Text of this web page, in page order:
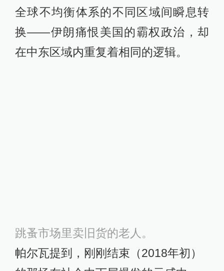
全球不均衡体系的不同区域间瞬息转
换——伊朗痛恨美国的霸权政治，却
在中东区域内重复着相同的逻辑。
的贫民窟，在非正规劳动市场中成为